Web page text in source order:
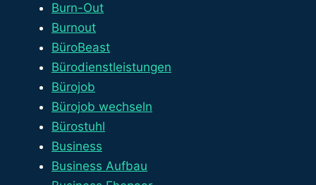
Burn-Out
Burnout
BüroBeast
Bürodienstleistungen
Bürojob
Bürojob wechseln
Bürostuhl
Business
Business Aufbau